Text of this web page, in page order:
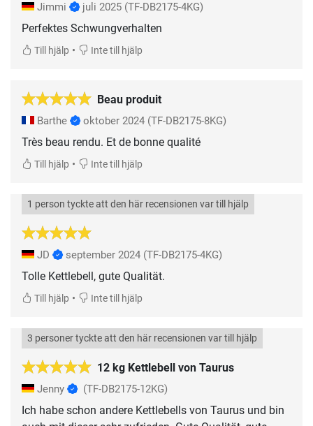
Jimmi juli 2025 (TF-DB2175-4KG)
Perfektes Schwungverhalten
Till hjälp • Inte till hjälp
Beau produit
Barthe oktober 2024 (TF-DB2175-8KG)
Très beau rendu. Et de bonne qualité
Till hjälp • Inte till hjälp
1 person tyckte att den här recensionen var till hjälp
JD september 2024 (TF-DB2175-4KG)
Tolle Kettlebell, gute Qualität.
Till hjälp • Inte till hjälp
12 kg Kettlebell von Taurus
3 personer tyckte att den här recensionen var till hjälp
Jenny (TF-DB2175-12KG)
Ich habe schon andere Kettlebells von Taurus und bin